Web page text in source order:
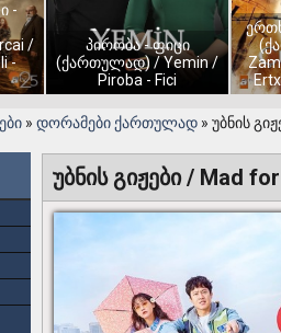
-
/
-
პირობა - ფიცი
(ქართულად) / Yemin /
Piroba - Fici
» დორამები ქართულად » უბნის
უბნის გიჟები / Mad